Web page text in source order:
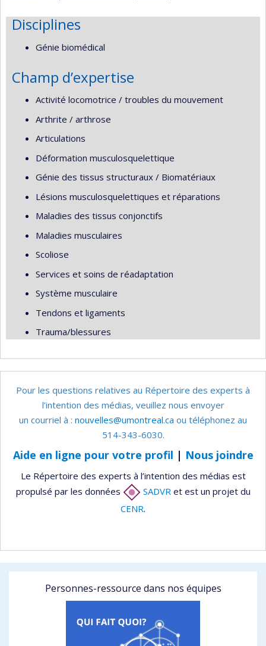
Disciplines
Génie biomédical
Champ d’expertise
Activité locomotrice / troubles du mouvement
Arthrite / arthrose
Articulations
Déformation musculosquelettique
Génie des tissus structuraux / Biomatériaux
Lésions musculosquelettiques et réparations
Maladies des tissus conjonctifs
Maladies musculaires
Scoliose
Services et soins de réadaptation
Système musculaire
Tendons et ligaments
Trauma/blessures
Pour les questions relatives au Répertoire des experts à
l’intention des médias, veuillez nous envoyer
un courriel à : nouvelles@umontreal.ca ou téléphonez au
514-343-6030.
Aide en ligne pour votre profil | Nous joindre
Le Répertoire des experts à l’intention des médias est
propulsé par les données
SADVR et est un projet du
CENR.
Personnes-ressource dans nos équipes